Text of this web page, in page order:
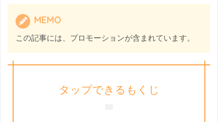
MEMO
この記事には、プロモーションが含まれています。
タップできるもくじ